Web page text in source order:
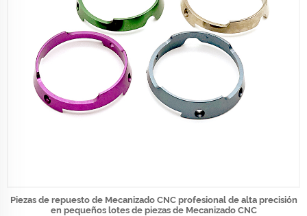
Piezas de repuesto de Mecanizado CNC profesional de alta precisión
en pequeños lotes de piezas de Mecanizado CNC